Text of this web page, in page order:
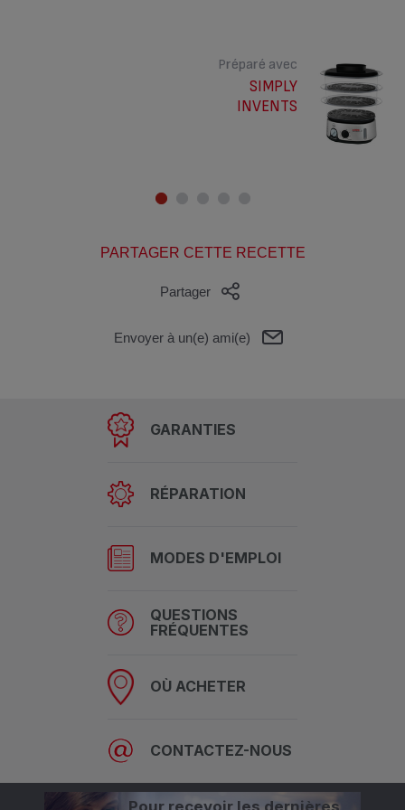
Préparé avec
SIMPLY
INVENTS
PARTAGER CETTE RECETTE
Partager
Envoyer à un(e) ami(e)
GARANTIES
RÉPARATION
MODES D'EMPLOI
QUESTIONS
FRÉQUENTES
OÙ ACHETER
CONTACTEZ-NOUS
Pour recevoir les dernières